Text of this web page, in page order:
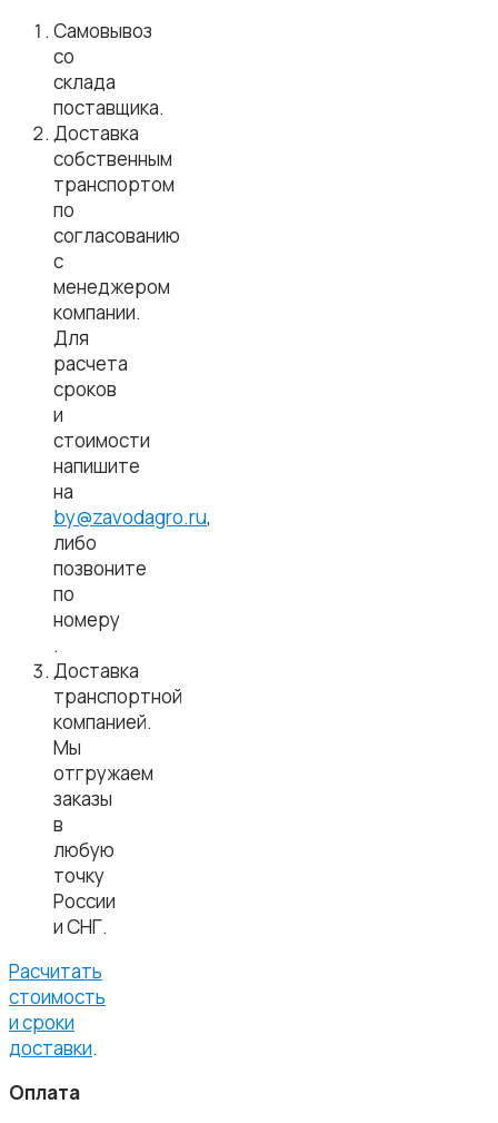
Самовывоз
со
склада
поставщика.
Доставка
собственным
транспортом
по
согласованию
с
менеджером
компании.
Для
расчета
сроков
и
стоимости
напишите
на
by@zavodagro.ru,
либо
позвоните
по
номеру
.
Доставка
транспортной
компанией.
Мы
отгружаем
заказы
в
любую
точку
России
и СНГ.
Расчитать
стоимость
и сроки
доставки.
Оплата